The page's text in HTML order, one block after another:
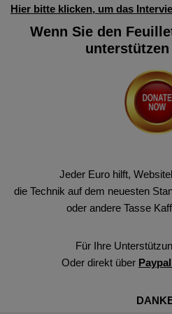
Hier bitte klicken, um das
Wenn Sie den
Jeder Euro hilft,
die Technik auf dem neuesten
oder andere Tasse
Für Ihre
Oder direkt über